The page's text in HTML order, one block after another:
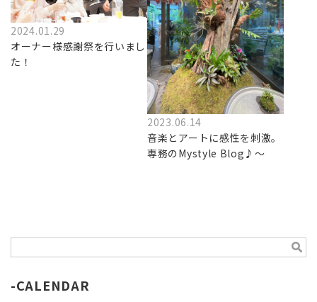
2024.01.29
オーナー様感謝祭を行いまし
た！
2023.06.14
音楽とアートに感性を刺激。
専務のMystyle Blog♪～
CALENDAR